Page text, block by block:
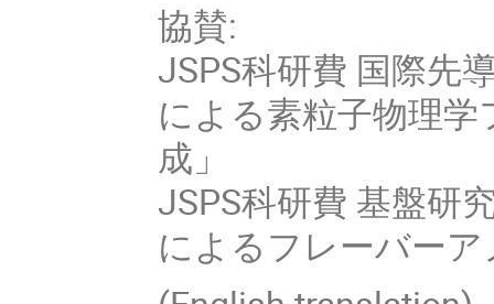
協賛:
JSPS科研費 国際先
による素粒子物理
成」
JSPS科研費 基盤研
によるフレーバー